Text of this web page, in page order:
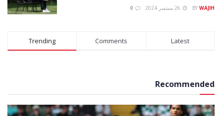
BY WAJIH
Trending Comments Latest
Recommended